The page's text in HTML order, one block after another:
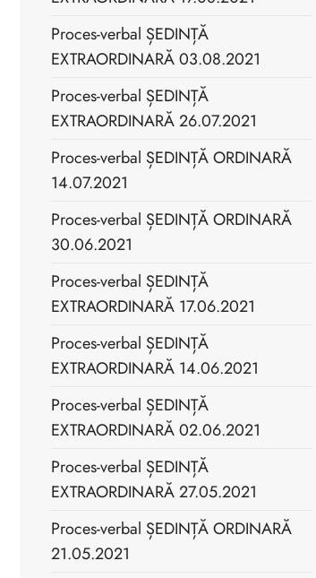
Proces-verbal ȘEDINȚĂ
EXTRAORDINARĂ 03.08.2021
Proces-verbal ȘEDINȚĂ
EXTRAORDINARĂ 26.07.2021
Proces-verbal ȘEDINȚĂ ORDINARĂ
14.07.2021
Proces-verbal ȘEDINȚĂ ORDINARĂ
30.06.2021
Proces-verbal ȘEDINȚĂ
EXTRAORDINARĂ 17.06.2021
Proces-verbal ȘEDINȚĂ
EXTRAORDINARĂ 14.06.2021
Proces-verbal ȘEDINȚĂ
EXTRAORDINARĂ 02.06.2021
Proces-verbal ȘEDINȚĂ
EXTRAORDINARĂ 27.05.2021
Proces-verbal ȘEDINȚĂ ORDINARĂ
21.05.2021